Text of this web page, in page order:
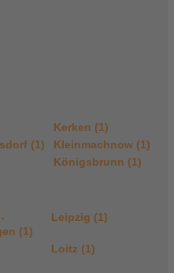
Kerken (1)
(1)
Kleinmachnow (1)
Königsbrunn (1)
(1)
Leipzig (1)
Loitz (1)